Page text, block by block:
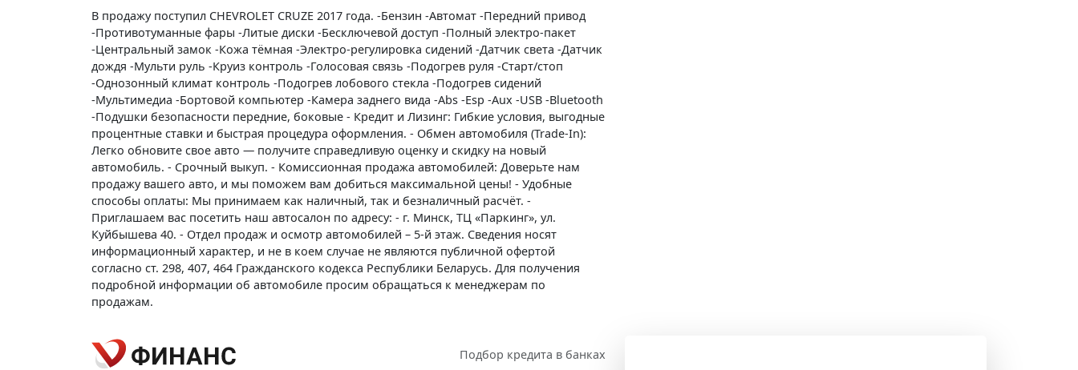
В продажу поступил CHEVROLET CRUZE 2017 года. -Бензин -Автомат -Передний привод
-Противотуманные фары -Литые диски -Бесключевой доступ -Полный электро-пакет
-Центральный замок -Кожа тёмная -Электро-регулировка сидений -Датчик света -Датчик
дождя -Мульти руль -Круиз контроль -Голосовая связь -Подогрев руля -Старт/стоп
-Однозонный климат контроль -Подогрев лобового стекла -Подогрев сидений
-Мультимедиа -Бортовой компьютер -Камера заднего вида -Abs -Esp -Aux -USB -Bluetooth
-Подушки безопасности передние, боковые - Кредит и Лизинг: Гибкие условия, выгодные
процентные ставки и быстрая процедура оформления. - Обмен автомобиля (Trade-In):
Легко обновите свое авто — получите справедливую оценку и скидку на новый
автомобиль. - Срочный выкуп. - Комиссионная продажа автомобилей: Доверьте нам
продажу вашего авто, и мы поможем вам добиться максимальной цены! - Удобные
способы оплаты: Мы принимаем как наличный, так и безналичный расчёт. -
Приглашаем вас посетить наш автосалон по адресу: - г. Минск, ТЦ «Паркинг», ул.
Куйбышева 40. - Отдел продаж и осмотр автомобилей – 5-й этаж. Сведения носят
информационный характер, и не в коем случае не являются публичной офертой
согласно ст. 298, 407, 464 Гражданского кодекса Республики Беларусь. Для получения
подробной информации об автомобиле просим обращаться к менеджерам по
продажам.
Подбор кредита в банках